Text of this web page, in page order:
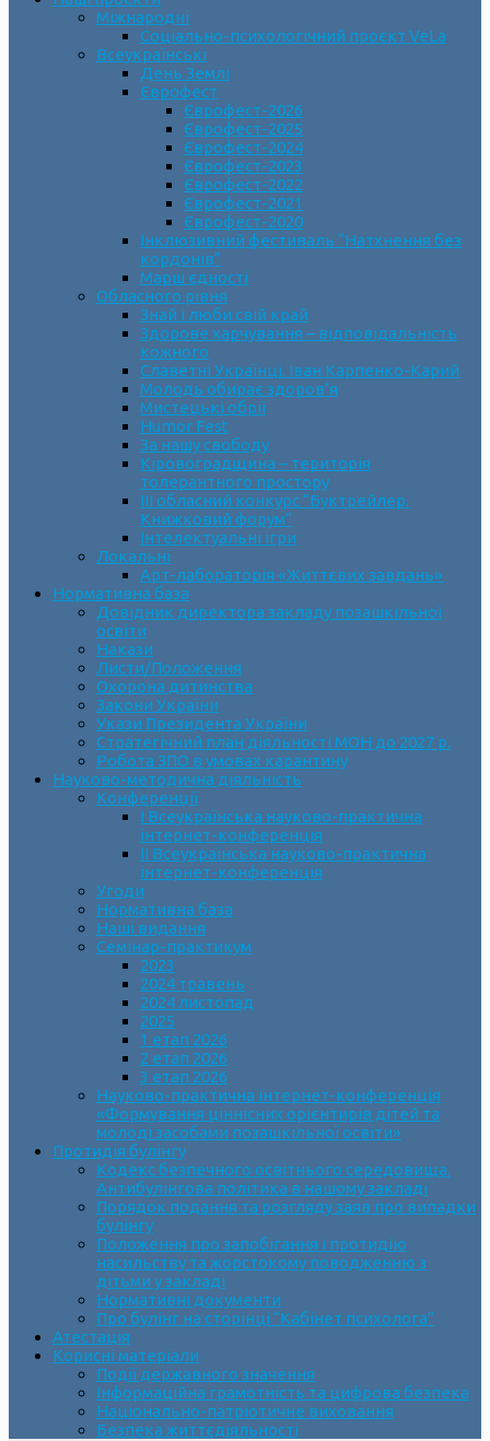
Міжнародні
Соціально-психологічний проєкт VeLa
Всеукраїнські
День Землі
Єврофест
Єврофест-2026
Єврофест-2025
Єврофест-2024
Єврофест-2023
Єврофест-2022
Єврофест-2021
Єврофест-2020
Інклюзивний фестиваль “Натхнення без
кордонів”
Марш єдності
Обласного рівня
Знай і люби свій край
Здорове харчування – відповідальність
кожного
Славетні Українці. Іван Карпенко-Карий
Молодь обирає здоров’я
Мистецькі обрії
Humor Fest
За нашу свободу
Кіровоградщина – територія
толерантного простору
ІII обласний конкурс “Буктрейлер.
Книжковий форум”
Інтелектуальні ігри
Локальні
Арт-лабораторія «Життєвих завдань»
Нормативна база
Довідник директора закладу позашкільної
освіти
Накази
Листи/Положення
Охорона дитинства
Закони України
Укази Президента України
Стратегічний план діяльності МОН до 2027 р.
Робота ЗПО в умовах карантину
Науково-методична діяльність
Конференції
І Всеукраїнська науково-практична
інтернет-конференція
ІІ Всеукраїнська науково-практична
інтернет-конференція
Угоди
Нормативна база
Наші видання
Семінар-практикум
2023
2024 травень
2024 листопад
2025
1 етап 2026
2 етап 2026
3 етап 2026
Науково-практична інтернет-конференція
«Формування ціннісних орієнтирів дітей та
молоді засобами позашкільної освіти»
Протидія булінгу
Кодекс безпечного освітнього середовища.
Антибулінгова політика в нашому закладі
Порядок подання та розгляду заяв про випадки
булінгу
Положення про запобігання і протидію
насильству та жорстокому поводженню з
дітьми у закладі
Нормативні документи
Про булінг на сторінці “Кабінет психолога”
Атестація
Корисні матеріали
Події державного значення
Інформаційна грамотність та цифрова безпека
Національно-патріотичне виховання
Безпека життєдіяльності